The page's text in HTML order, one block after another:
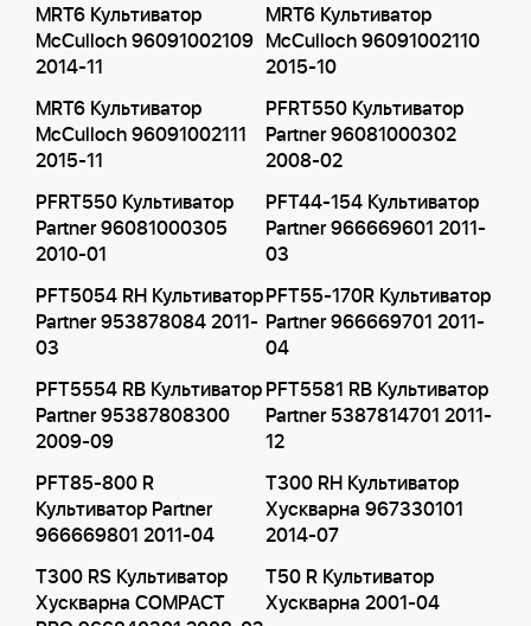
MRT6 Культиватор
McCulloch 96091002109
2014-11
MRT6 Культиватор
McCulloch 96091002110
2015-10
MRT6 Культиватор
McCulloch 96091002111
2015-11
PFRT550 Культиватор
Partner 96081000302
2008-02
PFRT550 Культиватор
Partner 96081000305
2010-01
PFT44-154 Культиватор
Partner 966669601 2011-
03
PFT5054 RH Культиватор
Partner 953878084 2011-
03
PFT55-170R Культиватор
Partner 966669701 2011-
04
PFT5554 RB Культиватор
Partner 95387808300
2009-09
PFT5581 RB Культиватор
Partner 5387814701 2011-
12
PFT85-800 R
Культиватор Partner
966669801 2011-04
T300 RH Культиватор
Хускварна 967330101
2014-07
T300 RS Культиватор
Хускварна COMPACT
T50 R Культиватор
Хускварна 2001-04